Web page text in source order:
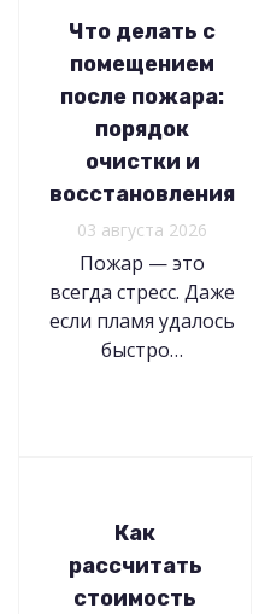
Что делать с
помещением
после пожара:
порядок
очистки и
восстановления
03 августа 2026
Пожар — это
всегда стресс. Даже
если пламя удалось
быстро…
Как
рассчитать
стоимость